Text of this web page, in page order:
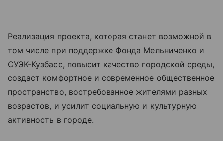
Реализация проекта, которая станет возможной в
том числе при поддержке Фонда Мельниченко и
СУЭК-Кузбасс, повысит качество городской среды,
создаст комфортное и современное общественное
пространство, востребованное жителями разных
возрастов, и усилит социальную и культурную
активность в городе.